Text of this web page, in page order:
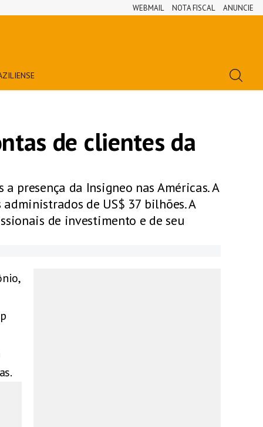
WEBMAIL NOTA FISCAL ANUNCIE
de clientes da
presença da Insigneo nas Américas. A
de US$ 37 bilhões. A
de investimento e de seu